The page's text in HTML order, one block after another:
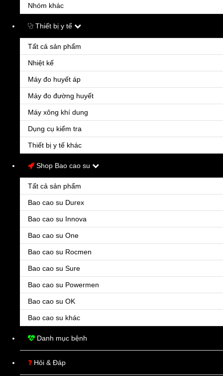
Nhóm khác
Thiết bị y tế
Tất cả sản phẩm
Nhiệt kế
Máy đo huyết áp
Máy đo đường huyết
Máy xông khí dung
Dụng cụ kiểm tra
Thiết bị y tế khác
Shop Bao cao su
Tất cả sản phẩm
Bao cao su Durex
Bao cao su Innova
Bao cao su One
Bao cao su Rocmen
Bao cao su Sure
Bao cao su Powermen
Bao cao su OK
Bao cao su khác
Danh mục bệnh
Hỏi & Đáp
Bcs Durex Real FEel
Durex Real Feel là bao cao su thế hệ mới được làm bằng chất liệu Real Feel, công nghệ
cao cấp, mềm mại và linh hoạt, cho cảm giác tự nhiên như da thật đang chạm vào với
nhau. Bao cao su Durex được kiểm ng
60.000đ
bao làm tăng cảm xúc cho các cặp đôi, rất mềm mại, dễ chịu, phù hợp cho cả những cô
nàng khó tính nhất. Bao Cao Su
ThuốcTâyTốt
Thuốc tốt - Giá tốt - Tư vấn tốt
Thông tin liên hệ
Chợ thuốc Hapulico số 85 Vũ Trọng Phụng, Thanh Xuân, Hà
Nội
Kiốt 7, Nơ 7A, Bán đảo Linh Đàm, Hoàng Liệt, Hoàng Mai, Hà